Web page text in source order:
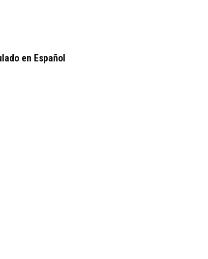
en Español